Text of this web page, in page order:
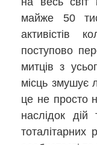
майже 50
активістів
поступово
митців з
місць змушує
це не просто
наслідок дій
тоталітарних